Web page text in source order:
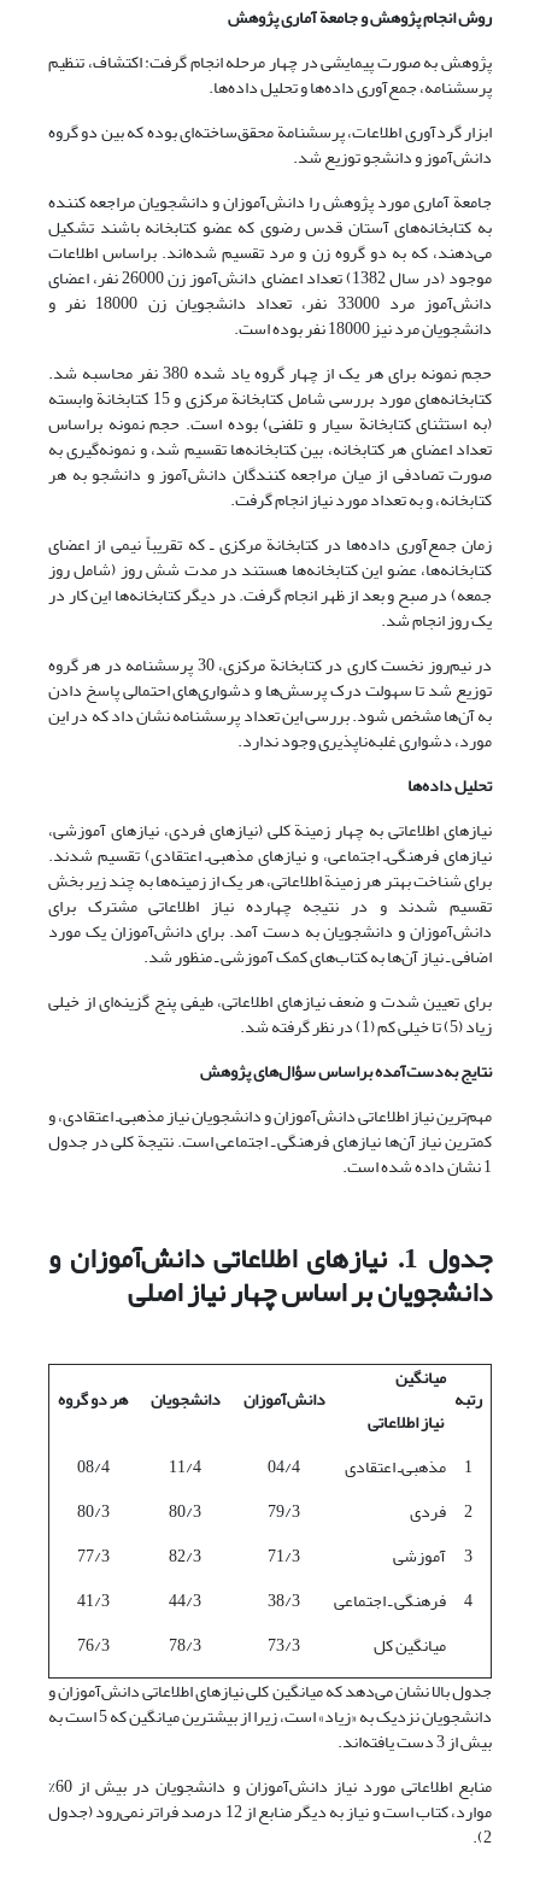
روش انجام پژوهش و جامعة آماری پژوهش
پژوهش به صورت پیمایشی در چهار مرحله انجام گرفت: اکتشاف، تنظیم
پرسشنامه، جمع‌آوری داده‌ها و تحلیل داده‌ها.
ابزار گرد‌آوری اطلاعات، پرسشنامة محقق‌ساخته‌ای بوده که بین دو گروه
دانش‌آموز و دانشجو توزیع شد.
جامعة آماری مورد پژوهش را دانش‌آموزان و دانشجویان مراجعه کننده
به کتابخانه‌های آستان قدس رضوی که عضو کتابخانه باشند تشکیل
می‌دهند، که به دو گروه زن و مرد تقسیم شده‌اند. براساس اطلاعات
موجود (در سال 1382) تعداد اعضای دانش‌آموز زن 26000 نفر، اعضای
دانش‌آموز مرد 33000 نفر، تعداد دانشجویان زن 18000 نفر و
دانشجویان مرد نیز 18000 نفر بوده است.
حجم نمونه برای هر یک از چهار گروه یاد شده 380 نفر محاسبه شد.
کتابخانه‌های مورد بررسی شامل کتابخانة مرکزی و 15 کتابخانة وابسته
(به استثنای کتابخانة سیار و تلفنی) بوده است. حجم نمونه براساس
تعداد اعضای هر کتابخانه، بین کتابخانه‌ها تقسیم شد، و نمونه‌گیری به
صورت تصادفی از میان مراجعه کنندگان دانش‌آموز و دانشجو به هر
کتابخانه، و به تعداد مورد نیاز انجام گرفت.
زمان جمع‌آوری داده‌ها در کتابخانة مرکزی ـ که تقریباً نیمی از اعضای
کتابخانه‌ها، عضو این کتابخانه‌ها هستند در مدت شش روز (شامل روز
جمعه) در صبح و بعد از ظهر انجام گرفت. در دیگر کتابخانه‌ها این کار در
یک روز انجام شد.
در نیم‌روز نخست کاری در کتابخانة مرکزی، 30 پرسشنامه در هر گروه
توزیع شد تا سهولت درک پرسش‌ها و دشواری‌های احتمالی پاسخ دادن
به آن‌ها مشخص شود. بررسی این تعداد پرسشنامه نشان داد که در این
مورد، دشواری غلبه‌ناپذیری وجود ندارد.
تحلیل داده‌ها
نیازهای اطلاعاتی به چهار زمینة کلی (نیازهای فردی، نیازهای آموزشی،
نیازهای فرهنگی‌ـ اجتماعی، و نیازهای مذهبی‌ـ اعتقادی) تقسیم شدند.
برای شناخت بهتر هر زمینة اطلاعاتی، هر یک از زمینه‌ها به چند زیر بخش
تقسیم شدند و در نتیجه چهارده نیاز اطلاعاتی مشترک برای
دانش‌آموزان و دانشجویان به دست آمد. برای دانش‌آموزان یک مورد
اضافی ـ نیاز آن‌ها به کتاب‌های کمک آموزشی ـ منظور شد.
برای تعیین شدت و ضعف نیازهای اطلاعاتی، طیفی پنج گزینه‌ای از خیلی
زیاد (5) تا خیلی کم (1) در نظر گرفته شد.
نتایج به‌دست‌آمده براساس سؤال‌های پژوهش
مهم‌ترین نیاز اطلاعاتی دانش‌آموزان و دانشجویان نیاز مذهبی‌ـ اعتقادی، و
کمترین نیاز آن‌ها نیازهای فرهنگی ـ اجتماعی است. نتیجة کلی در جدول
1 نشان داده شده است.
جدول 1. نیازهای اطلاعاتی دانش‌آموزان و
دانشجویان بر اساس چهار نیاز اصلی
رتبه
میانگین
نیاز اطلاعاتی
دانش‌آموزان دانشجویان هر دو گروه
1 مذهبی‌ـ اعتقادی 04/4
11/4
08/4
2 فردی 79/3
80/3
80/3
3 آموزشی 71/3
82/3
77/3
4 فرهنگی ـ اجتماعی 38/3
44/3
41/3
میانگین کل
73/3
78/3
76/3
جدول بالا نشان می‌دهد که میانگین کلی نیازهای اطلاعاتی دانش‌آموزان و
دانشجویان نزدیک به «زیاد» است، زیرا از بیشترین میانگین که 5 است به
بیش از 3 دست یافته‌اند.
منابع اطلاعاتی مورد نیاز دانش‌آموزان و دانشجویان در بیش از 60%
موارد، کتاب است و نیاز به دیگر منابع از 12 درصد فراتر نمی‌رود (جدول
2).